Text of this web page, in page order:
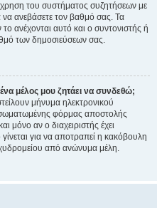
του συστήματος συζητήσεων με
να ανεβάσετε τον βαθμό σας. Τα
ανέχονται αυτό και ο συντονιστής ή
των δημοσιεύσεων σας.
μέλος μου ζητάει να συνδεθώ;
μήνυμα ηλεκτρονικού
φόρμας αποστολής
μόνο αν ο διαχειριστής έχει
για να αποτραπεί η κακόβουλη
από ανώνυμα μέλη.